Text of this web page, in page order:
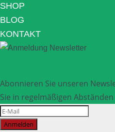
SHOP
BLOG
KONTAKT
Abonnieren Sie unseren
Sie in regelmäßigen
Anmelden